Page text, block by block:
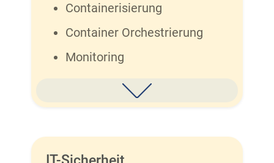
Containerisierung
Container Orchestrierung
Monitoring